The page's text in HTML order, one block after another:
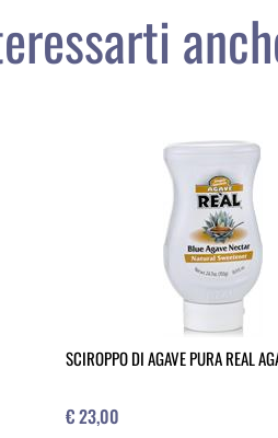
SCIROPPO DI AGAVE PURA REAL
€ 23,00